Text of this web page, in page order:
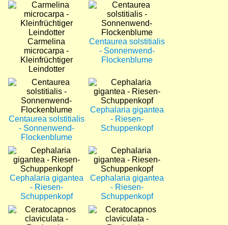
Bild
Carmelina
microcarpa -
Kleinfrüchtiger
Leindotter
Bild
Centaurea solstitialis
- Sonnenwend-
Flockenblume
Bild
Centaurea solstitialis
- Sonnenwend-
Flockenblume
Bild
Cephalaria gigantea
- Riesen-
Schuppenkopf
Bild
Cephalaria gigantea
- Riesen-
Schuppenkopf
Bild
Cephalaria gigantea
- Riesen-
Schuppenkopf
Bild
Bild